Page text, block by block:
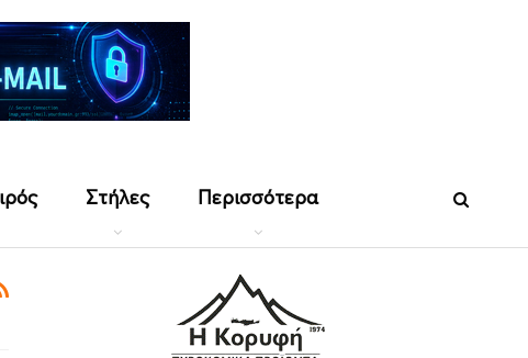
Στήλες Περισσότερα